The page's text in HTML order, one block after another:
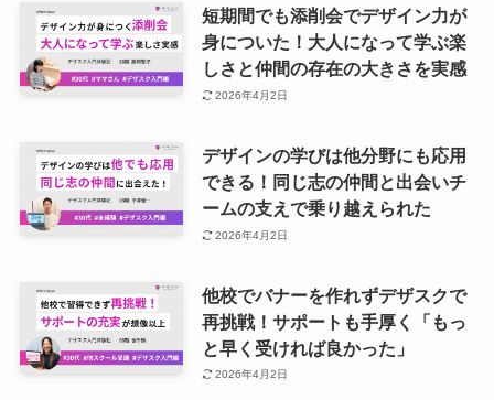
短期間でも添削会でデザイン力が
身についた！大人になって学ぶ楽
しさと仲間の存在の大きさを実感
2026年4月2日
デザインの学びは他分野にも応用
できる！同じ志の仲間と出会いチ
ームの支えで乗り越えられた
2026年4月2日
他校でバナーを作れずデザスクで
再挑戦！サポートも手厚く「もっ
と早く受ければ良かった」
2026年4月2日